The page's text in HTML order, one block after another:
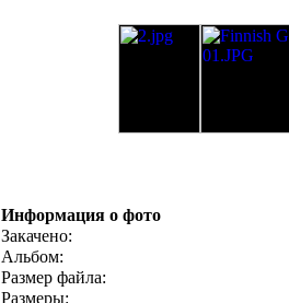
Информация о фото
Закачено:
Альбом:
Размер файла:
Размеры: